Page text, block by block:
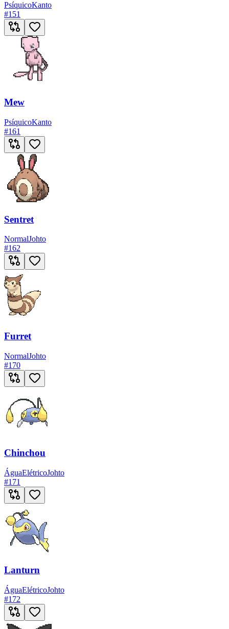
PsíquicoKanto
#151
Mew
PsíquicoKanto
#161
Sentret
NormalJohto
#162
Furret
NormalJohto
#170
Chinchou
ÁguaElétricoJohto
#171
Lanturn
ÁguaElétricoJohto
#172